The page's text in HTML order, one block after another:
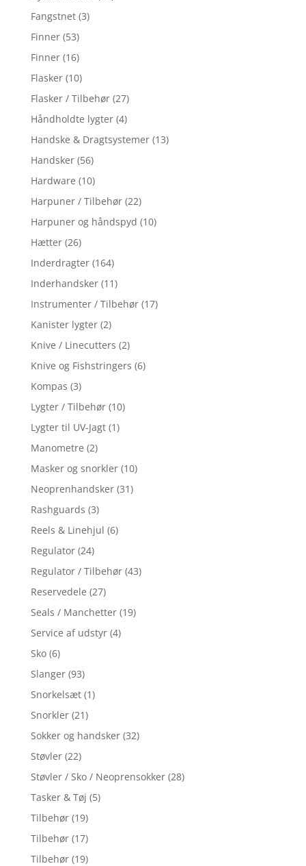
Fangstnet (3)
Finner (53)
Finner (16)
Flasker (10)
Flasker / Tilbehør (27)
Håndholdte lygter (4)
Handske & Dragtsystemer (13)
Handsker (56)
Hardware (10)
Harpuner / Tilbehør (22)
Harpuner og håndspyd (10)
Hætter (26)
Inderdragter (164)
Inderhandsker (11)
Instrumenter / Tilbehør (17)
Kanister lygter (2)
Knive / Linecutters (2)
Knive og Fishstringers (6)
Kompas (3)
Lygter / Tilbehør (10)
Lygter til UV-Jagt (1)
Manometre (2)
Masker og snorkler (10)
Neoprenhandsker (31)
Rashguards (3)
Reels & Linehjul (6)
Regulator (24)
Regulator / Tilbehør (43)
Reservedele (27)
Seals / Manchetter (19)
Service af udstyr (4)
Sko (6)
Slanger (93)
Snorkelsæt (1)
Snorkler (21)
Sokker og handsker (32)
Støvler (22)
Støvler / Sko / Neoprensokker (28)
Tasker & Tøj (5)
Tilbehør (19)
Tilbehør (17)
Tilbehør (19)